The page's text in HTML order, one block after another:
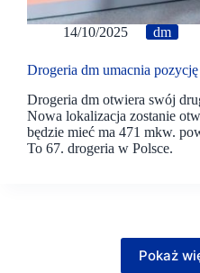
14/10/2025 dm
Drogeria dm umacnia
Drogeria dm otwiera swój
Nowa lokalizacja zostanie
będzie mieć ma 471 mkw.
To 67. drogeria w Polsce.
Pokaż